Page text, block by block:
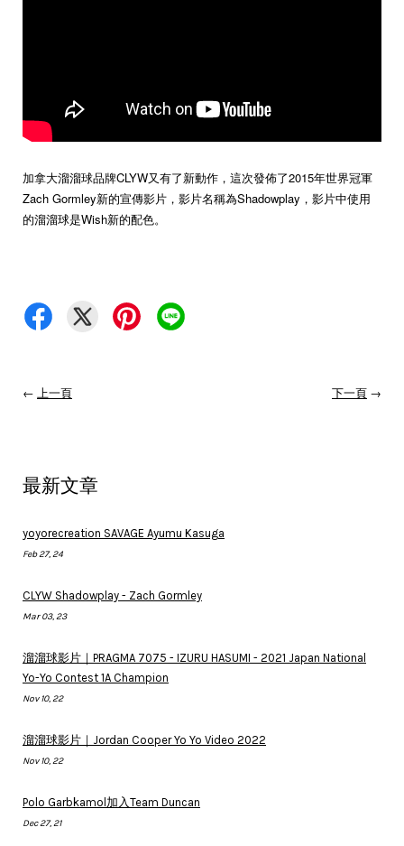
加拿大溜溜球品牌CLYW又有了新動作，這次發佈了2015年世界冠軍
Zach Gormley新的宣傳影片，影片名稱為Shadowplay，影片中使用
的溜溜球是Wish新的配色。
← 上一頁 下一頁 →
最新文章
yoyorecreation SAVAGE Ayumu Kasuga
Feb 27, 24
CLYW Shadowplay - Zach Gormley
Mar 03, 23
溜溜球影片｜PRAGMA 7075 - IZURU HASUMI - 2021 Japan National
Yo-Yo Contest 1A Champion
Nov 10, 22
溜溜球影片｜Jordan Cooper Yo Yo Video 2022
Nov 10, 22
Polo Garbkamol加入Team Duncan
Dec 27, 21